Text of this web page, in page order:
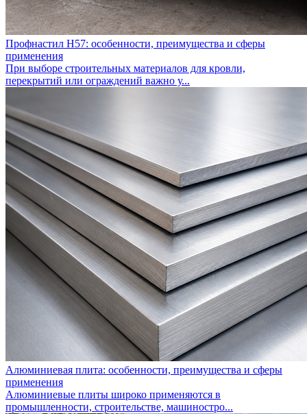
Профнастил Н57: особенности, преимущества и сферы
применения
При выборе строительных материалов для кровли,
перекрытий или ограждений важно у...
Алюминиевая плита: особенности, преимущества и сферы
применения
Алюминиевые плиты широко применяются в
промышленности, строительстве, машиностро...